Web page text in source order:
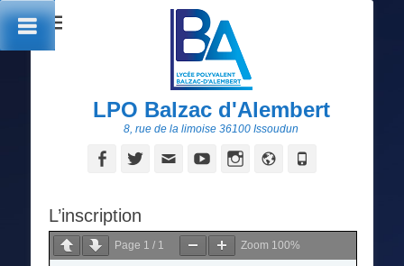
LPO Balzac d'Alembert
8, rue de la limoise 36100 Issoudun
FacebookTwitterAdresseYouTubeInstagram
Site
L’inscription
Page 1 / 1 Zoom 100%